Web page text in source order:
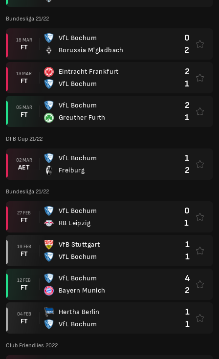
Bundesliga 21/22
18 MAR
FT
VfL Bochum
Borussia M'gladbach
0
2
13 MAR
FT
Eintracht Frankfurt
VfL Bochum
2
1
05 MAR
FT
VfL Bochum
Greuther Furth
2
1
DFB Cup 21/22
02 MAR
AET
VfL Bochum
Freiburg
1
2
Bundesliga 21/22
27 FEB
FT
VfL Bochum
RB Leipzig
0
1
19 FEB
FT
VfB Stuttgart
VfL Bochum
1
1
12 FEB
FT
VfL Bochum
Bayern Munich
4
2
04 FEB
FT
Hertha Berlin
VfL Bochum
1
1
Club Friendlies 2022